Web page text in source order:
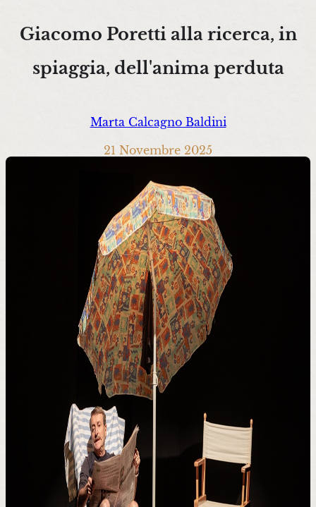
Giacomo Poretti alla ricerca, in
spiaggia, dell'anima perduta
Marta Calcagno Baldini
21 Novembre 2025